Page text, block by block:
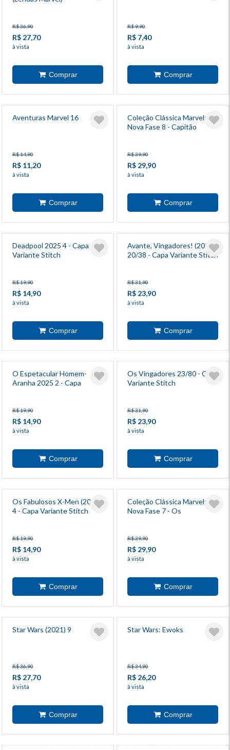
R$ 36,90
R$ 27,70
à vista
R$ 9,90
R$ 7,40
à vista
Aventuras Marvel 16
R$ 14,90
R$ 11,20
à vista
Coleção Clássica Marvel:
Nova Fase 8 - Capitão
R$ 39,90
R$ 29,90
à vista
Deadpool 2025 4 - Capa
Variante Stitch
R$ 19,90
R$ 14,90
à vista
Avante, Vingadores! (2022)
20/38 - Capa Variante Stitch
R$ 31,90
R$ 23,90
à vista
O Espetacular Homem-
Aranha 2025 2 - Capa
R$ 19,90
R$ 14,90
à vista
Os Vingadores 23/80 - Capa
Variante Stitch
R$ 31,90
R$ 23,90
à vista
Os Fabulosos X-Men (2025)
4 - Capa Variante Stitch
R$ 19,90
R$ 14,90
à vista
Coleção Clássica Marvel:
Nova Fase 7 - Os
R$ 39,90
R$ 29,90
à vista
Star Wars (2021) 9
R$ 36,90
R$ 27,70
à vista
Star Wars: Ewoks
R$ 34,90
R$ 26,20
à vista